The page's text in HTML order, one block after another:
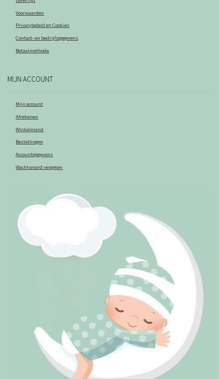
Voorwaarden
Privacybeleid en Cookies
Contact- en bedrijfsgegevens
Betaalmethode
MIJN ACCOUNT
Mijn account
Afrekenen
Winkelmand
Bestellingen
Accountgegevens
Wachtwoord vergeten